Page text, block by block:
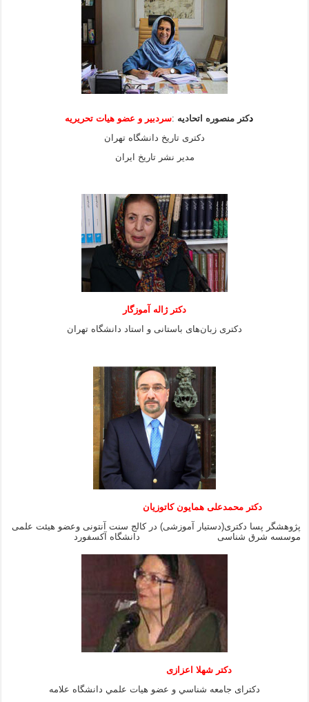
دکتر منصوره اتحادیه :سردبیر و عضو هیاتتحریریه
دکتری تاریخ دانشگاه تهران
مدیر نشر تاریخ ایران
دکتر ژاله آموزگار
دکتری زبان‌های باستانی و استاد دانشگاه تهران
دکتر محمدعلی همایون کاتوزیان
پژوهشگر پسا دکتری(دستیار آموزشی) در کالج سنت آنتونی وعضو هیئت علمی
موسسه شرق شناسی دانشگاه آکسفورد
دكتر شهلا اعزازى
دكتراى جامعه شناسي و عضو هيات علمي دانشگاه علامه